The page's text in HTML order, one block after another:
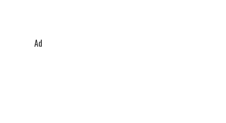
Ad